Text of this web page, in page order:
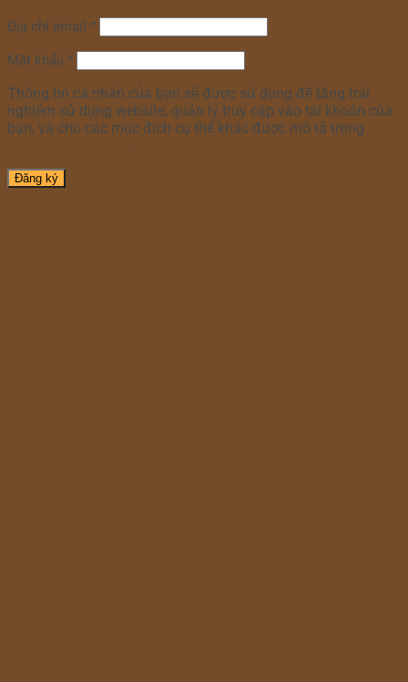
Địa chỉ email *
Mật khẩu *
Thông tin cá nhân của bạn sẽ được sử dụng để tăng trải
nghiệm sử dụng website, quản lý truy cập vào tài khoản của
bạn, và cho các mục đích cụ thể khác được mô tả trong
Đăng ký